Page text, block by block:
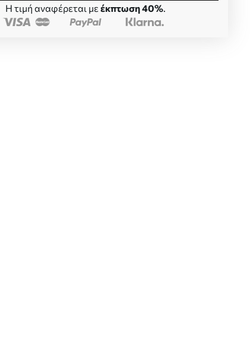
Η τιμή αναφέρεται με έκπτωση 40%.